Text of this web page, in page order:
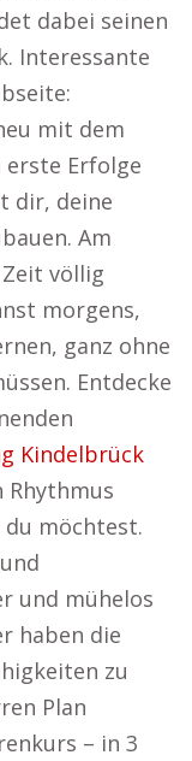
dabei seinen
Interessante
mit dem
Erfolge
dir, deine
Am
völlig
morgens,
ganz ohne
Entdecke
Kindelbrück
Rhythmus
du möchtest.
und mühelos
haben die
zu
Plan
– in 3